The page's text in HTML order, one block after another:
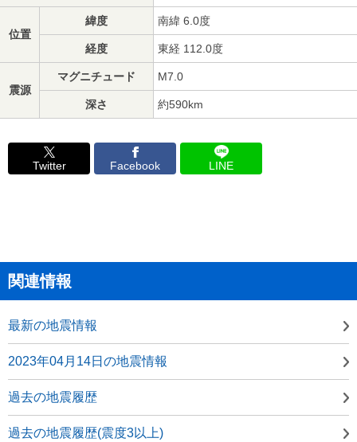
位置
緯度 南緯 6.0度
経度 東経 112.0度
震源
マグニチュード M7.0
深さ 約590km
Twitter Facebook LINE
関連情報
最新の地震情報
2023年04月14日の地震情報
過去の地震履歴
過去の地震履歴(震度3以上)